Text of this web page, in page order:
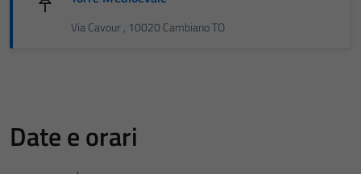
Via Cavour , 10020 Cambiano TO
Date e orari